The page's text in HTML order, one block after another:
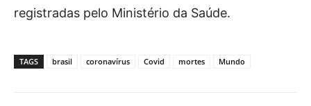
registradas pelo Ministério da Saúde.
TAGS brasil coronavírus Covid mortes Mundo